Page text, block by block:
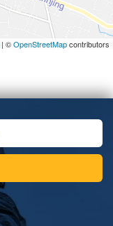
| ©OpenStreetMapcontributors